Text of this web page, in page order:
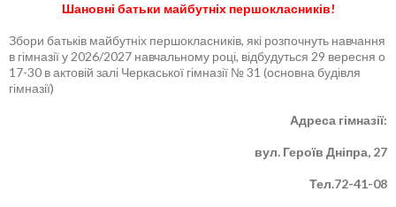
Шановні батьки майбутніх першокласників!
Збори батьків майбутніх першокласників, які розпочнуть навчання
в гімназії у 2026/2027 навчальному році, відбудуться 29 вересня о
17-30 в актовій залі Черкаської гімназії № 31 (основна будівля
гімназії)
Адреса гімназії:
вул. Героїв Дніпра, 27
Тел.72-41-08